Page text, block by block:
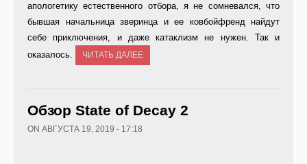
апологетику естественного отбора, я не сомневался, что
бывшая начальница зверинца и ее ковбойфренд найдут
себе приключения, и даже катаклизм не нужен. Так и
оказалось.
ЧИТАТЬ ДАЛЕЕ
Обзор State of Decay 2
ON АВГУСТА 19, 2019 - 17:18